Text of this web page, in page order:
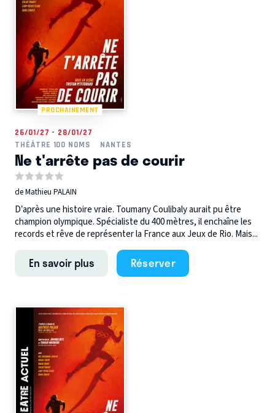
PROCHAINEMENT
26/01/27 - 28/01/27
THÉÂTRE 100 NOMS
NANTES
Ne t'arrête pas de courir
de Mathieu PALAIN
D’après une histoire vraie. Toumany Coulibaly aurait pu être
champion olympique. Spécialiste du 400 mètres, il enchaîne les
records et rêve de représenter la France aux Jeux de Rio. Mais...
En savoir plus Réserver